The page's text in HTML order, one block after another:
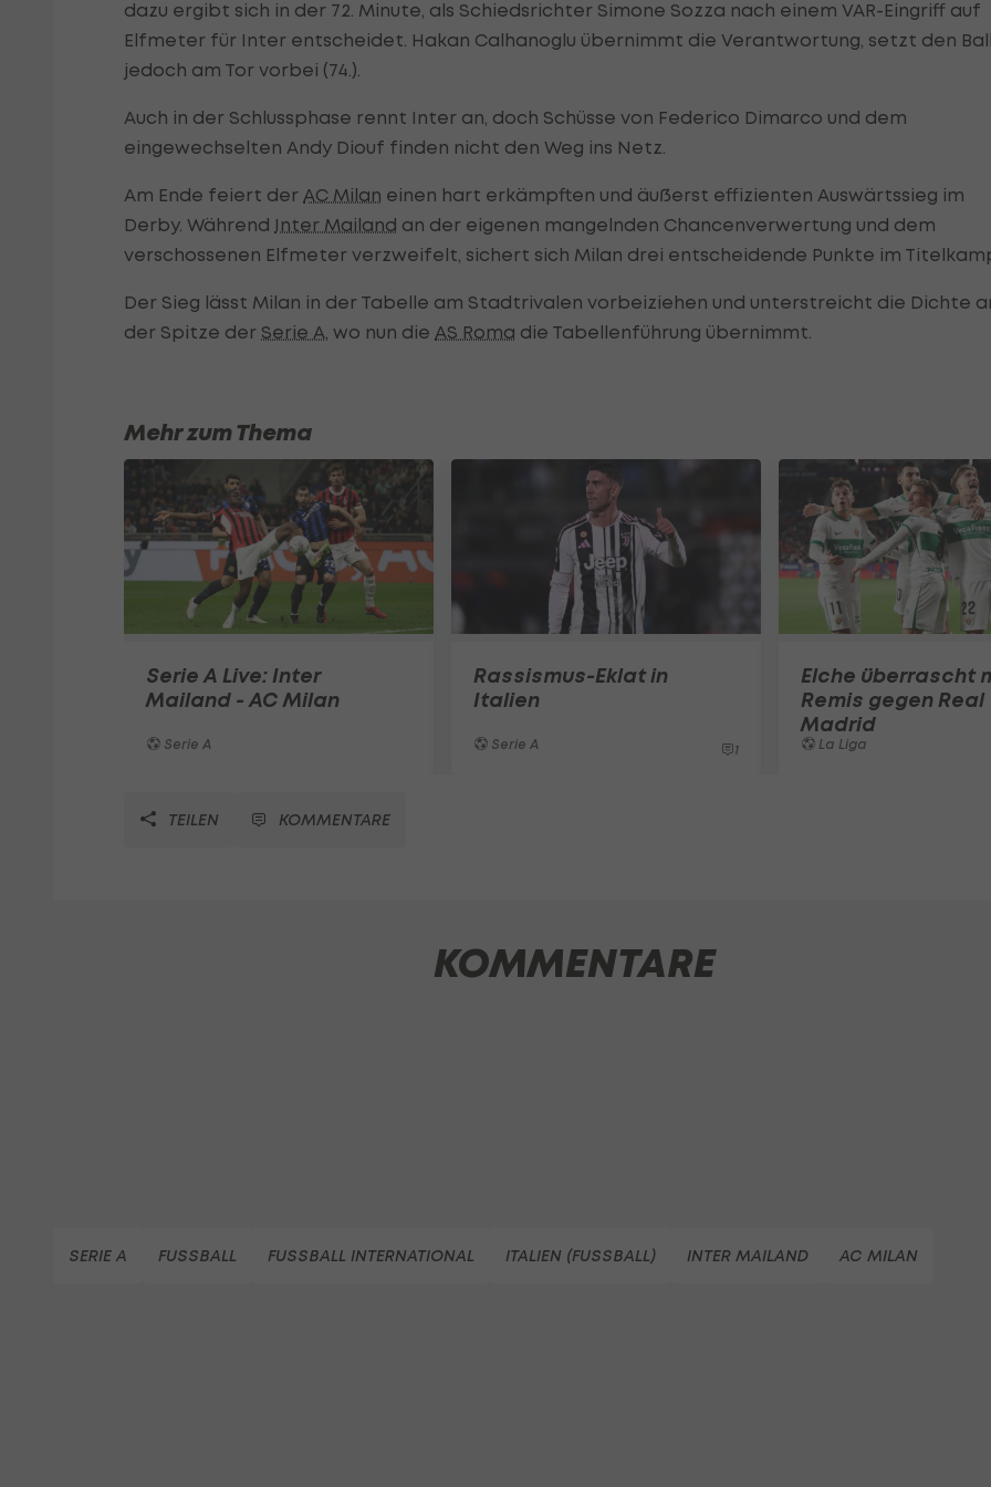
dazu ergibt sich in der 72. Minute, als Schiedsrichter Simone Sozza nach einem VAR-Eingriff auf
Elfmeter für Inter entscheidet. Hakan Calhanoglu übernimmt die Verantwortung, setzt den Ball
jedoch am Tor vorbei (74.).
Auch in der Schlussphase rennt Inter an, doch Schüsse von Federico Dimarco und dem
eingewechselten Andy Diouf finden nicht den Weg ins Netz.
Am Ende feiert der AC Milan einen hart erkämpften und äußerst effizienten Auswärtssieg im
Derby. Während Inter Mailand an der eigenen mangelnden Chancenverwertung und dem
verschossenen Elfmeter verzweifelt, sichert sich Milan drei entscheidende Punkte im
Der Sieg lässt Milan in der Tabelle am Stadtrivalen vorbeiziehen und unterstreicht die Dichte
der Spitze der Serie A, wo nun die AS Roma die Tabellenführung übernimmt.
Mehr zum Thema
Serie A Live: Inter
Mailand - AC Milan
Serie A
Rassismus-Eklat in
Italien
Serie A 1
Elche überrascht
Remis gegen Real
Madrid
La Liga
TEILEN KOMMENTARE
KOMMENTARE
SERIE A FUSSBALL FUSSBALL INTERNATIONAL ITALIEN (FUSSBALL) INTER MAILAND AC MILAN